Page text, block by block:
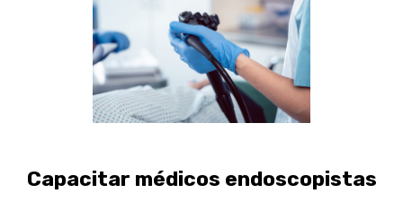
Capacitar médicos endoscopistas